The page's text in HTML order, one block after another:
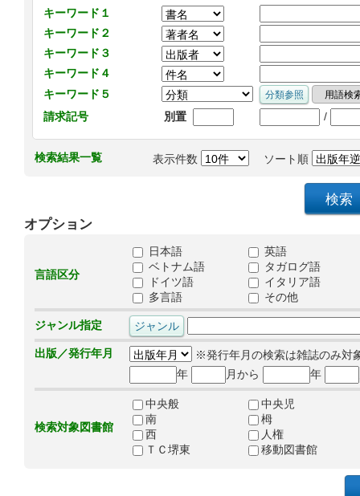
キーワード１
キーワード２
キーワード３
キーワード４
キーワード５
請求記号
別置 /
検索結果一覧 表示件数 ソート順
オプション
言語区分
日本語
英語
ベトナム語
タガログ語
ドイツ語
イタリア語
多言語
その他
ジャンル指定
出版／発行年月
※発行年月の検索は雑誌のみ対
年
月から 年
検索対象図書館
中央般
中央児
南
栂
西
人権
ＴＣ堺東
移動図書館